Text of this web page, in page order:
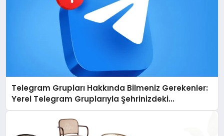
Telegram Grupları Hakkında Bilmeniz Gerekenler:
Yerel Telegram Gruplarıyla Şehrinizdeki
Topluluklara Ulaşın